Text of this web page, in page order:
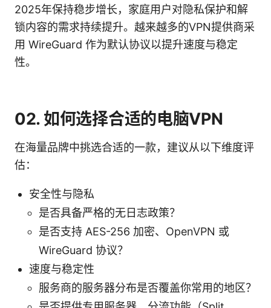
2025年保持稳步增长，家庭用户对隐私保护和解
锁内容的需求持续提升。越来越多的VPN提供商采
用 WireGuard 作为默认协议以提升速度与稳定
性。
02. 如何选择合适的电脑VPN
在海量品牌中挑选合适的一款，建议从以下维度评
估：
安全性与隐私
是否具备严格的无日志政策？
是否支持 AES-256 加密、OpenVPN 或
WireGuard 协议？
速度与稳定性
服务商的服务器分布是否覆盖你常用的地区？